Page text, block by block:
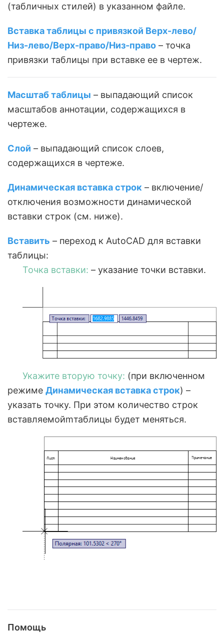
(табличных стилей) в указанном файле.
Вставка таблицы с привязкой Верх-лево/
Низ-лево/Верх-право/Низ-право – точка
привязки таблицы при вставке ее в чертеж.
Масштаб таблицы – выпадающий список
масштабов аннотации, содержащихся в
чертеже.
Слой – выпадающий список слоев,
содержащихся в чертеже.
Динамическая вставка строк – включение/
отключения возможности динамической
вставки строк (см. ниже).
Вставить – переход к AutoCAD для вставки
таблицы:
Точка вставки: – указание точки вставки.
Укажите вторую точку: (при включенном
режиме Динамическая вставка строк) –
указать точку. При этом количество строк
вставляемойmтаблицы будет меняться.
Помощь